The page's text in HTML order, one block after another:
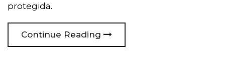
protegida.
Continue Reading